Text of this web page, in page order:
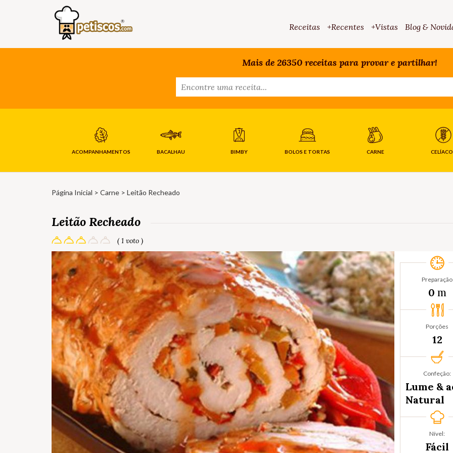
Receitas +Recentes +Vistas Blog &
Mais de 26350 receitas para provar e partilhar!
ACOMPANHAMENTOS BACALHAU BIMBY BOLOS E TORTAS CARNE
Página Inicial > Carne > Leitão Recheado
Leitão Recheado
( 1 voto )
Preparação
0 m
Porções
12
Confeção:
Lume &
Natural
Nível:
Fácil